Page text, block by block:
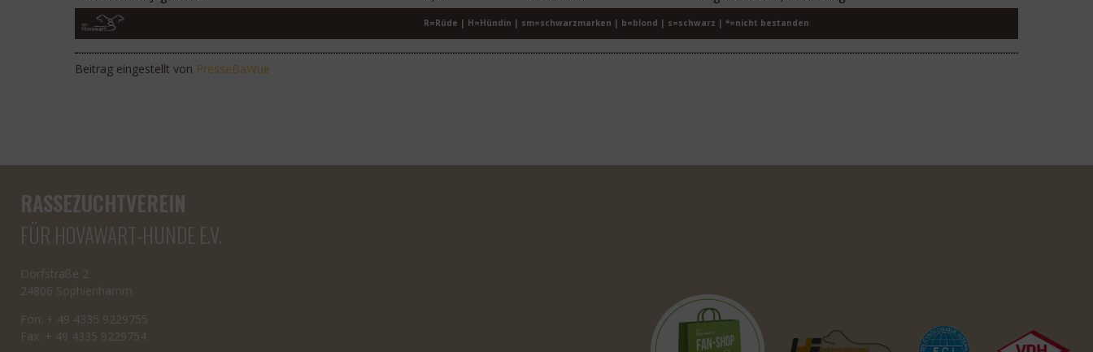
R=Rüde | H=Hündin | sm=schwarzmarken | b=blond | s=schwarz | *=nicht bestanden
Beitrag eingestellt von PresseBaWue
RASSEZUCHTVEREIN
FÜR HOVAWART-HUNDE E.V.
Dorfstraße 2
24806 Sophienhamm
Fon: + 49 4335 9229755
Fax: + 49 4335 9229754